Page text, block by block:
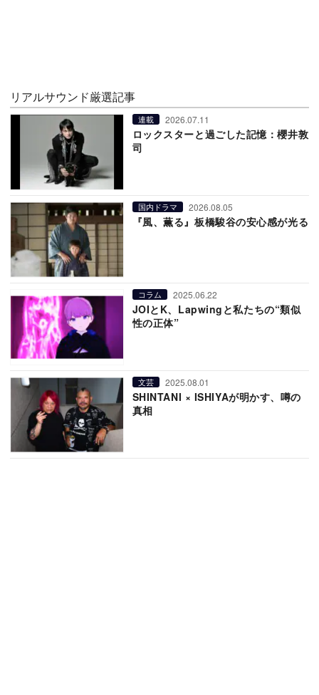
リアルサウンド厳選記事
連載 2026.07.11
ロックスターと過ごした記憶：櫻井敦
司
国内ドラマ 2026.08.05
『風、薫る』板橋駿谷の安心感が光る
コラム 2025.06.22
JOIとK、Lapwingと私たちの“類似
性の正体”
文芸 2025.08.01
SHINTANI × ISHIYAが明かす、噂の
真相